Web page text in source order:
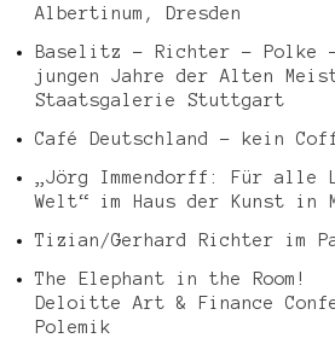
Albertinum, Dresden
Baselitz – Richter – Polke
jungen Jahre der Alten
Staatsgalerie Stuttgart
Café Deutschland – kein
„Jörg Immendorff: Für alle
Welt“ im Haus der Kunst in
Tizian/Gerhard Richter im
The Elephant in the Room!
Deloitte Art & Finance
Polemik